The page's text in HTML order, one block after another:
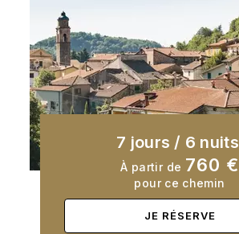
7 jours / 6 nuits
À partir de 760 €
pour ce chemin
JE RÉSERVE